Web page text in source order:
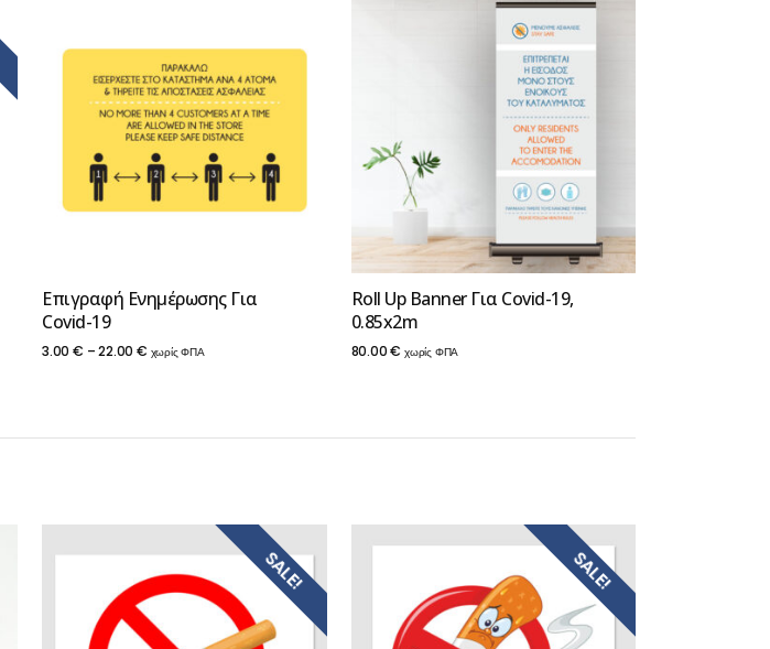
quantity
Επιγραφή Ενημέρωσης Για
Covid-19
3.00 € –22.00€Price
χωρίς ΦΠΑ
Roll Up Banner Για Covid-19,
0.85x2m
80.00€ χωρίς ΦΠΑ
SALE! SALE!